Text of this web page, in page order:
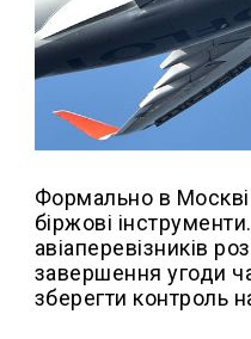
Формально в
біржові
авіаперевізників
завершення угоди
зберегти контроль